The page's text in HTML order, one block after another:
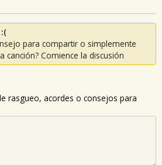
para compartir o simplemente
canción? Comience la discusión
rasgueo, acordes o consejos para